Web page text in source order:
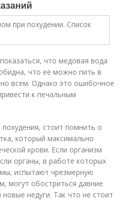
что медовая вода
что её можно пить в
всем. Однако это ошибочное
к печальным
стоит помнить о
который максимально
крови. Если организм
органы, в работе которых
испытают чрезмерную
могут обостриться давние
недуги. Так что не стоит